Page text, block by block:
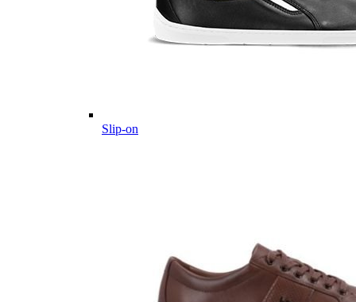
Slip-on